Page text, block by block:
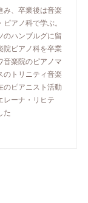
み、卒業後は音楽
アノ科で学ぶ。
のハンブルグに留
院ピアノ科を卒業
音楽院のピアノマ
のトリニティ音楽
のピアニスト活動
レーナ・リヒテ
た